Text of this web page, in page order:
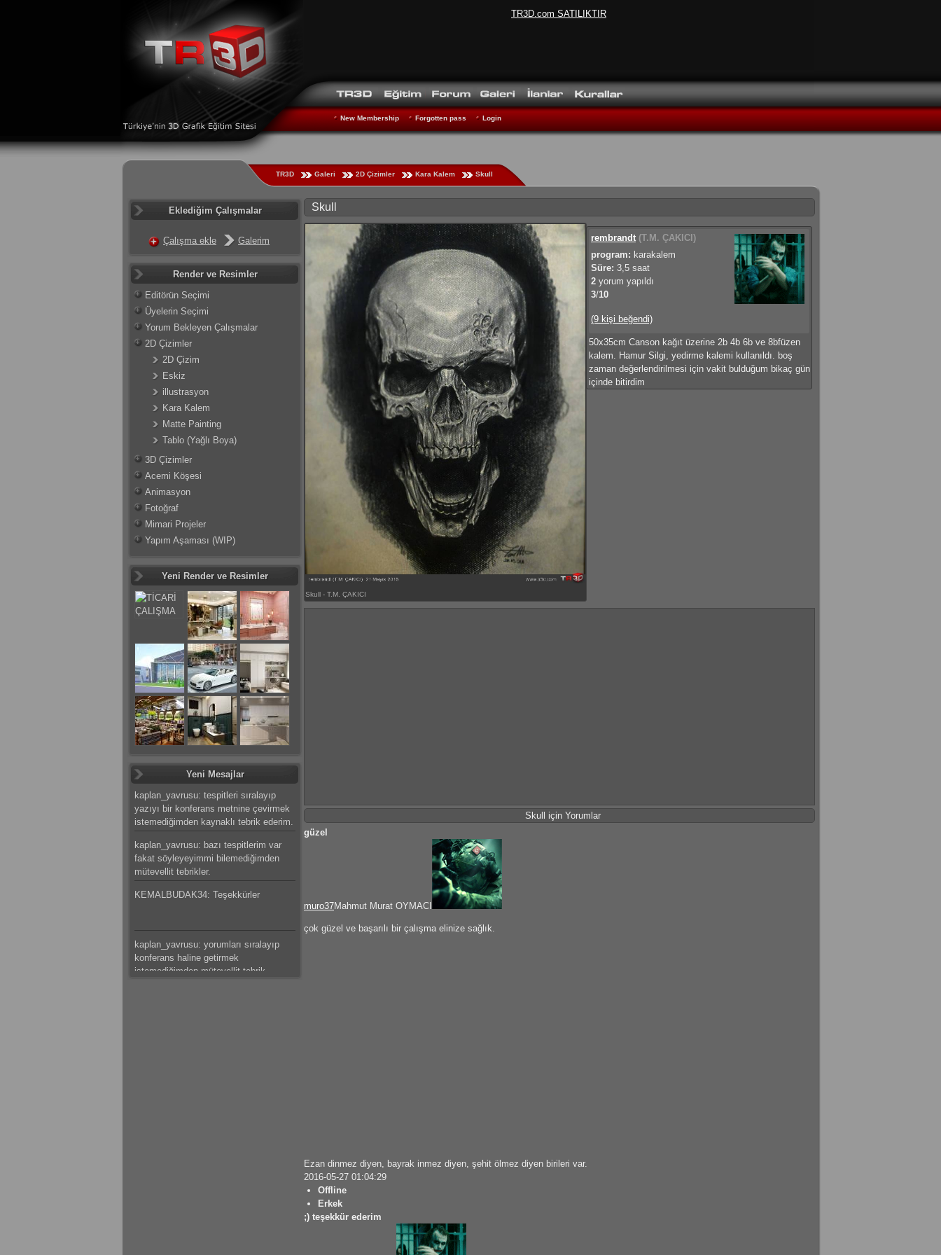
TR3D.com SATILIKTIR
New Membership Forgotten pass Login
TR3D Galeri 2D Çizimler Kara Kalem Skull
Skull
Skull - T.M. ÇAKICI
rembrandt (T.M. ÇAKICI)
program: karakalem
Süre: 3,5 saat
2 yorum yapıldı
3/10
(9 kişi beğendi)
50x35cm Canson kağıt üzerine 2b 4b 6b ve 8bfüzen
kalem. Hamur Silgi, yedirme kalemi kullanıldı. boş
zaman değerlendirilmesi için vakit bulduğum bikaç gün
içinde bitirdim
Skull için Yorumlar
güzel
muro37Mahmut Murat OYMACI
çok güzel ve başarılı bir çalışma elinize sağlık.
Ezan dinmez diyen, bayrak inmez diyen, şehit ölmez diyen birileri var.
2016-05-27 01:04:29
Offline
Erkek
;) teşekkür ederim
Eklediğim Çalışmalar
Çalışma ekle Galerim
Render ve Resimler
Editörün Seçimi
Üyelerin Seçimi
Yorum Bekleyen Çalışmalar
2D Çizimler
2D Çizim
Eskiz
illustrasyon
Kara Kalem
Matte Painting
Tablo (Yağlı Boya)
3D Çizimler
Acemi Köşesi
Animasyon
Fotoğraf
Mimari Projeler
Yapım Aşaması (WIP)
Yeni Render ve Resimler
Yeni Mesajlar
kaplan_yavrusu: tespitleri sıralayıp
yazıyı bir konferans metnine çevirmek
istemediğimden kaynaklı tebrik ederim.
kaplan_yavrusu: bazı tespitlerim var
fakat söyleyeyimmi bilemediğimden
mütevellit tebrikler.
KEMALBUDAK34: Teşekkürler
kaplan_yavrusu: yorumları sıralayıp
konferans haline getirmek
istemediğimden mütevellit tebrik